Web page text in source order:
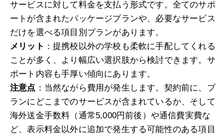
サービスに対して料金を支払う形式です。全てのサポ
ートが含まれたパッケージプランや、必要なサービス
だけを選べる項目別プランがあります。
メリット ：提携校以外の学校も柔軟に手配してくれる
ことが多く、より幅広い選択肢から検討できます。サ
ポート内容も手厚い傾向にあります。
注意点 ：当然ながら費用が発生します。契約前に、プ
ランにどこまでのサービスが含まれているか、そして
海外送金手数料（通常5,000円前後）や通信費実費な
ど、表示料金以外に追加で発生する可能性のある項目